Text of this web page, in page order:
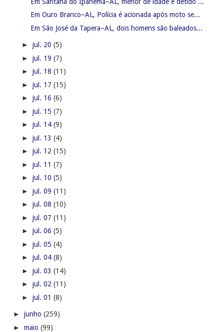
Em Ouro Branco–AL, Polícia é acionada após moto se...
Em São José da Tapera–AL, dois homens são baleados...
► jul. 20 (5)
► jul. 19 (7)
► jul. 18 (11)
► jul. 17 (15)
► jul. 16 (6)
► jul. 15 (7)
► jul. 14 (9)
► jul. 13 (4)
► jul. 12 (15)
► jul. 11 (7)
► jul. 10 (5)
► jul. 09 (11)
► jul. 08 (10)
► jul. 07 (11)
► jul. 06 (5)
► jul. 05 (4)
► jul. 04 (8)
► jul. 03 (14)
► jul. 02 (11)
► jul. 01 (8)
► junho (259)
► maio (99)